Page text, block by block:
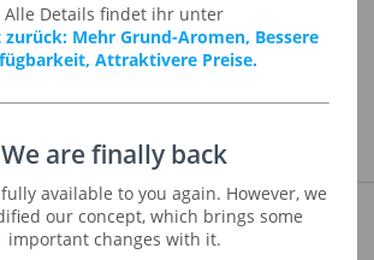
leider nur in 15ml
Alle Details findet ihr unter
Mehr Grund-Aromen, Bessere
Attraktivere Preise.
We are finally back
available to you again. However, we
our concept, which brings some
important changes with it.